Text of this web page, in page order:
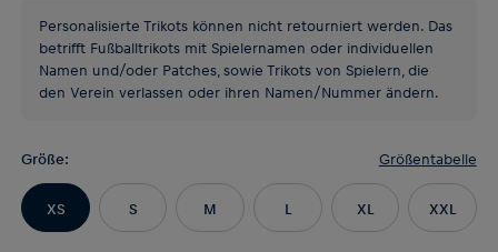
Personalisierte Trikots können nicht retourniert werden. Das
betrifft Fußballtrikots mit Spielernamen oder individuellen
Namen und/oder Patches, sowie Trikots von Spielern, die
den Verein verlassen oder ihren Namen/Nummer ändern.
Größe: Größentabelle
XS S M L XL XXL